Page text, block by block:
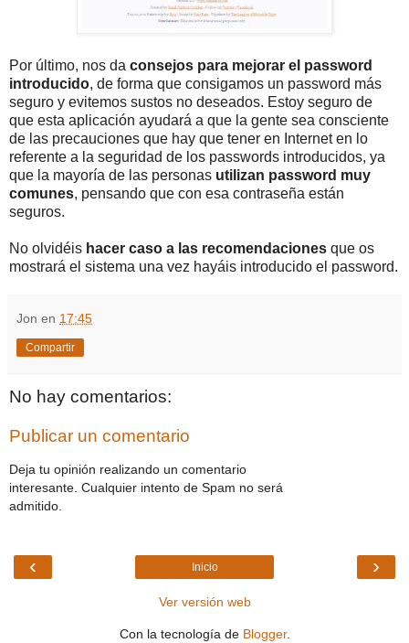
Por último, nos da consejos para mejorar el password
introducido, de forma que consigamos un password más
seguro y evitemos sustos no deseados. Estoy seguro de
que esta aplicación ayudará a que la gente sea consciente
de las precauciones que hay que tener en Internet en lo
referente a la seguridad de los passwords introducidos, ya
que la mayoría de las personas utilizan password muy
comunes, pensando que con esa contraseña están
seguros.
No olvidéis hacer caso a las recomendaciones que os
mostrará el sistema una vez hayáis introducido el password.
Jon en 17:45
Compartir
No hay comentarios:
Publicar un comentario
Deja tu opinión realizando un comentario
interesante. Cualquier intento de Spam no será
admitido.
‹ ›
Inicio
Ver versión web
Con la tecnología de Blogger.